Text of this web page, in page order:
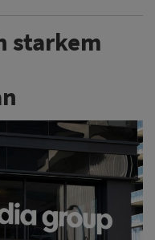
starkem